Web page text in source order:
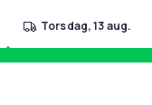
torsdag, 13 aug.